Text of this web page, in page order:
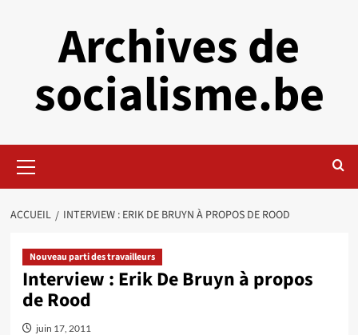
Archives de
socialisme.be
principal
ACCUEIL INTERVIEW : ERIK DE BRUYN À PROPOS DE ROOD
Nouveau parti des travailleurs
Interview : Erik De Bruyn à propos
de Rood
juin 17, 2011